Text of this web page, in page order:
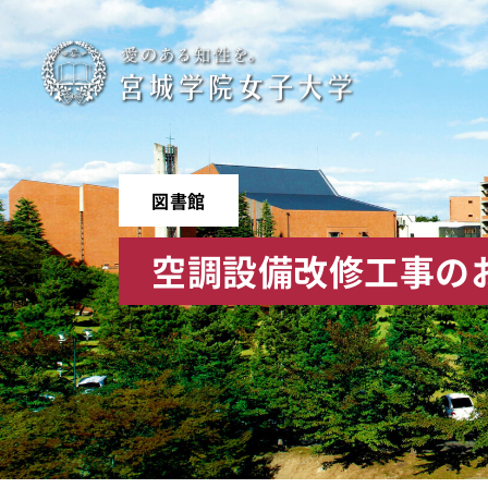
宮
城
学
院
女
子
大
学
図書館
空調設備改修工事の